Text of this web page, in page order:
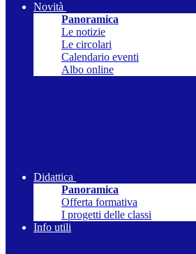
Novità
Panoramica
Le notizie
Le circolari
Calendario eventi
Albo online
Didattica
Panoramica
Offerta formativa
I progetti delle classi
Info utili